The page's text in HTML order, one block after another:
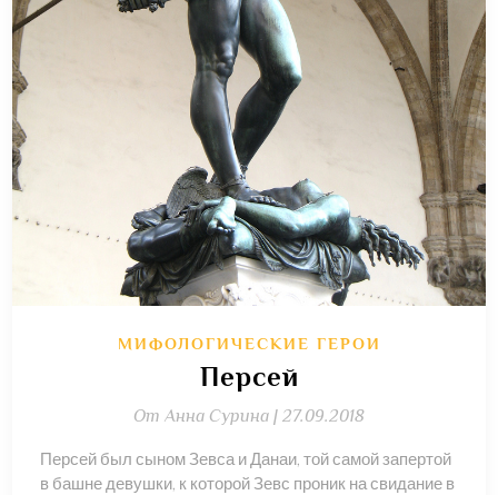
МИФОЛОГИЧЕСКИЕ ГЕРОИ
Персей
От Анна Сурина | 27.09.2018
Персей был сыном Зевса и Данаи, той самой запертой
в башне девушки, к которой Зевс проник на свидание в